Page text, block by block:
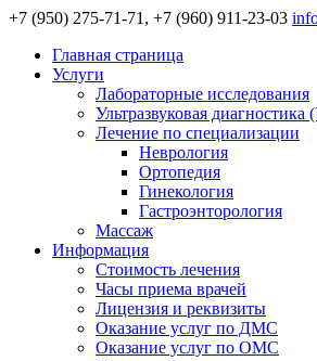
+7 (950) 275-71-71, +7 (960) 911-23-03
Главная страница
Услуги
Лабораторные исследования
Ультразвуковая
Лечение по специализации
Неврология
Ортопедия
Гинекология
Гастроэнторология
Массаж
Информация
Стоимость лечения
Часы приема врачей
Лицензия и реквизиты
Оказание услуг по ДМС
Оказание услуг по ОМС